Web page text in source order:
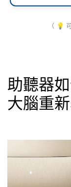
（ 💡
助聽器
大腦重